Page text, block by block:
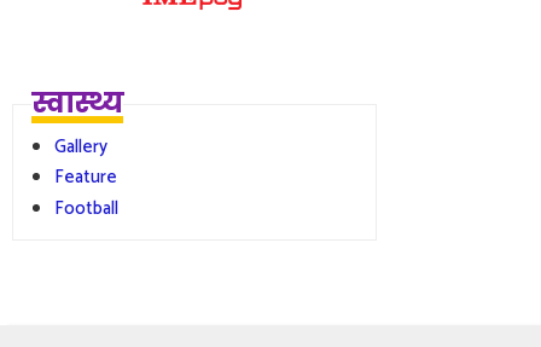
स्वास्थ्य
Gallery
Feature
Football